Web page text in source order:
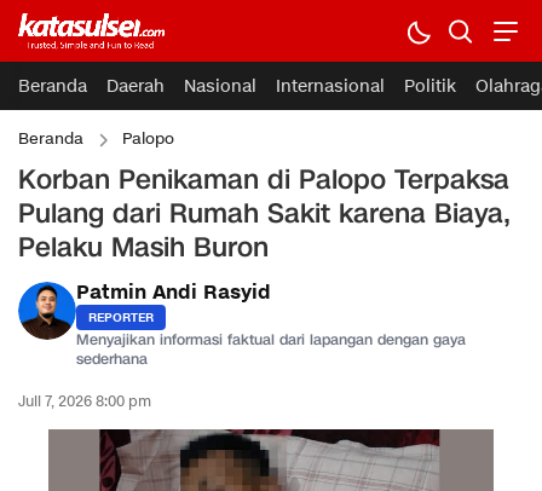
Beranda Daerah Nasional Internasional Politik
Beranda Palopo
Korban Penikaman di Palopo Terpaksa
Pulang dari Rumah Sakit karena Biaya,
Pelaku Masih Buron
Patmin Andi Rasyid
REPORTER
Menyajikan informasi faktual dari lapangan dengan gaya
sederhana
Juli 7, 2026 8:00 pm